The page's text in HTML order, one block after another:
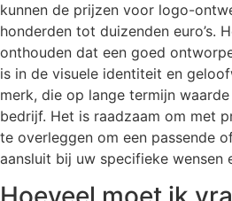
kunnen de prijzen voor logo-
honderden tot duizenden euro’s.
onthouden dat een goed
is in de visuele identiteit en
merk, die op lange termijn
bedrijf. Het is raadzaam om met
te overleggen om een passende
aansluit bij uw specifieke wensen